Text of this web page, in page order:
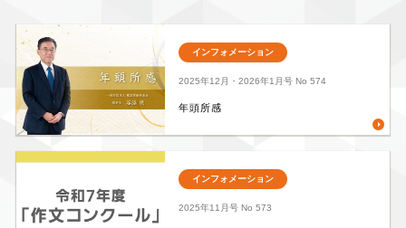
インフォメーション
2025年12月・2026年1月号No 574
年頭所感
インフォメーション
2025年11月号No 573